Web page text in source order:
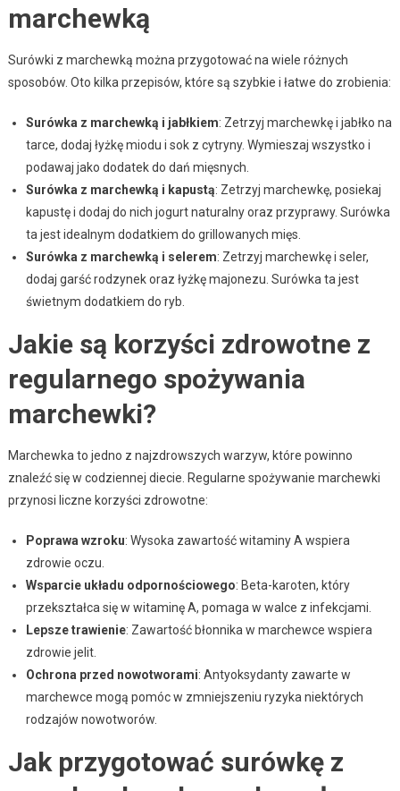
marchewką
Surówki z marchewką można przygotować na wiele różnych
sposobów. Oto kilka przepisów, które są szybkie i łatwe do zrobienia:
Surówka z marchewką i jabłkiem: Zetrzyj marchewkę i jabłko na
tarce, dodaj łyżkę miodu i sok z cytryny. Wymieszaj wszystko i
podawaj jako dodatek do dań mięsnych.
Surówka z marchewką i kapustą: Zetrzyj marchewkę, posiekaj
kapustę i dodaj do nich jogurt naturalny oraz przyprawy. Surówka
ta jest idealnym dodatkiem do grillowanych mięs.
Surówka z marchewką i selerem: Zetrzyj marchewkę i seler,
dodaj garść rodzynek oraz łyżkę majonezu. Surówka ta jest
świetnym dodatkiem do ryb.
Jakie są korzyści zdrowotne z
regularnego spożywania
marchewki?
Marchewka to jedno z najzdrowszych warzyw, które powinno
znaleźć się w codziennej diecie. Regularne spożywanie marchewki
przynosi liczne korzyści zdrowotne:
Poprawa wzroku: Wysoka zawartość witaminy A wspiera
zdrowie oczu.
Wsparcie układu odpornościowego: Beta-karoten, który
przekształca się w witaminę A, pomaga w walce z infekcjami.
Lepsze trawienie: Zawartość błonnika w marchewce wspiera
zdrowie jelit.
Ochrona przed nowotworami: Antyoksydanty zawarte w
marchewce mogą pomóc w zmniejszeniu ryzyka niektórych
rodzajów nowotworów.
Jak przygotować surówkę z